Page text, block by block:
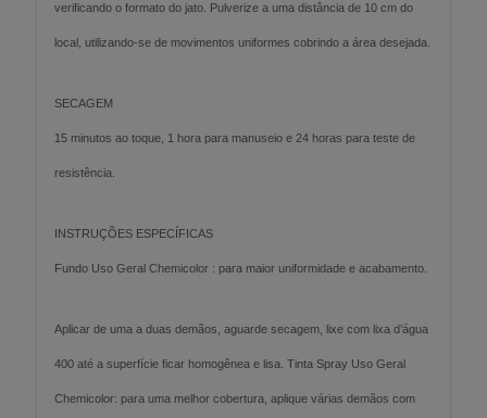
verificando o formato do jato. Pulverize a uma distância de 10 cm do
local, utilizando-se de movimentos uniformes cobrindo a área desejada.
SECAGEM
15 minutos ao toque, 1 hora para manuseio e 24 horas para teste de
resistência.
INSTRUÇÕES ESPECÍFICAS
Fundo Uso Geral Chemicolor : para maior uniformidade e acabamento.
Aplicar de uma a duas demãos, aguarde secagem, lixe com lixa d’água
400 até a superfície ficar homogênea e lisa. Tinta Spray Uso Geral
Chemicolor: para uma melhor cobertura, aplique várias demãos com